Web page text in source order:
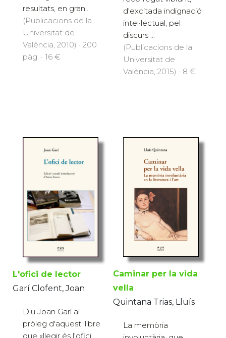
resultats, en gran...
(Publicacions de la
Universitat de
València, 2010) · 200
pàg. · 16 €
d'excitada indignació
intel·lectual, pel
discurs ...
(Publicacions de la
Universitat de
València, 2015) · 8 €
L'ofici de lector
Garí Clofent, Joan
Diu Joan Garí al
pròleg d'aquest llibre
que «llegir és l'ofici
Caminar per la vida
vella
Quintana Trias, Lluís
La memòria